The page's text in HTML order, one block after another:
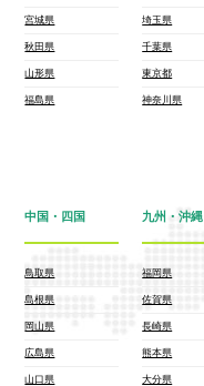
宮城県
秋田県
山形県
福島県
埼玉県
千葉県
東京都
神奈川県
中国・四国
鳥取県
島根県
岡山県
広島県
山口県
九州・沖縄
福岡県
佐賀県
長崎県
熊本県
大分県